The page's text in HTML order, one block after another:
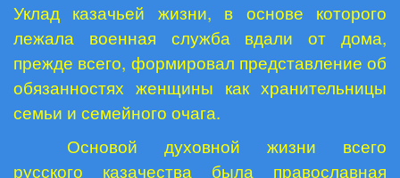
Уклад казачьей жизни, в основе которого
лежала военная служба вдали от дома,
прежде всего, формировал представление об
обязанностях женщины как хранительницы
семьи и семейного очага.
Основой духовной жизни всего
русского казачества была православная